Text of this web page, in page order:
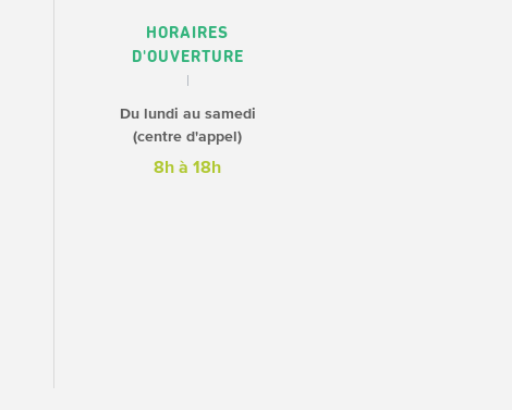
HORAIRES
D'OUVERTURE
Du lundi au samedi
(centre d'appel)
8h à 18h